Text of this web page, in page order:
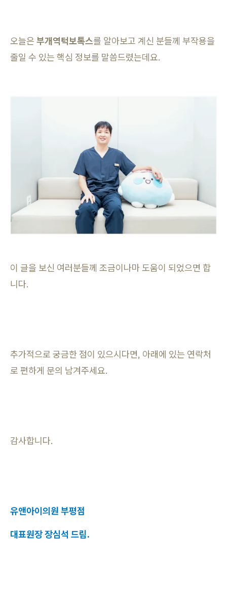
오늘은 부개역턱보톡스를 알아보고 계신 분들께 부작용을
줄일 수 있는 핵심 정보를 말씀드렸는데요.
이 글을 보신 여러분들께 조금이나마 도움이 되었으면 합
니다.
추가적으로 궁금한 점이 있으시다면, 아래에 있는 연락처
로 편하게 문의 남겨주세요.
감사합니다.
유앤아이의원 부평점
대표원장 장심석 드림.